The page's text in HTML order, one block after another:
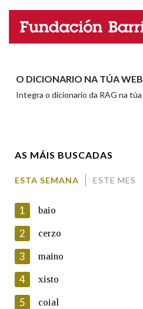
Propoño mellorar a
Falta unha voz
Comentario
O DICIONARIO NA TÚA WEB
Integra o dicionario da RAG na
AS MÁIS BUSCADAS
ESTA SEMANA ESTE MES
1 baio
2 cerzo
3 maino
4 xisto
5 coial